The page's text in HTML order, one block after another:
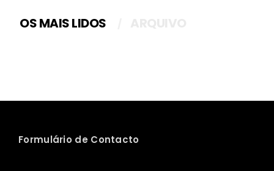
OS MAIS LIDOS
Formulário de Contacto